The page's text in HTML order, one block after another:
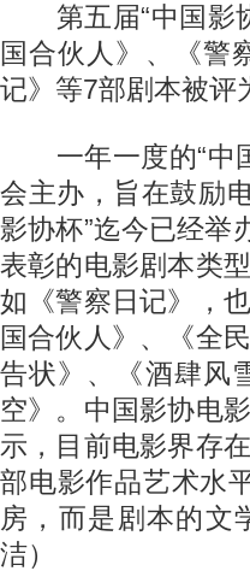
第五届“中国影协
国合伙人》、《警
记》等7部剧本被评
一年一度的“中国
会主办，旨在鼓励
影协杯”迄今已经举
表彰的电影剧本类
如《警察日记》，
国合伙人》、《全
告状》、《酒肆风
空》。中国影协电
示，目前电影界存
部电影作品艺术水
房，而是剧本的文
洁）